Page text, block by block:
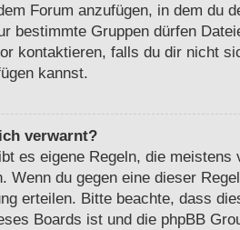
Forum anzufügen, in dem du
bestimmte Gruppen dürfen
kontaktieren, falls du dir nicht
kannst.
verwarnt?
es eigene Regeln, die meistens
Wenn du gegen eine dieser
erteilen. Bitte beachte, dass
Boards ist und die phpBB